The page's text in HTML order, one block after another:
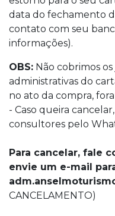
data do fechamento
contato com seu
informações).
OBS: Não cobrimos
administrativas do
no ato da compra,
- Caso queira
consultores pelo
Para cancelar, fale
envie um e-mail
CANCELAMENTO)